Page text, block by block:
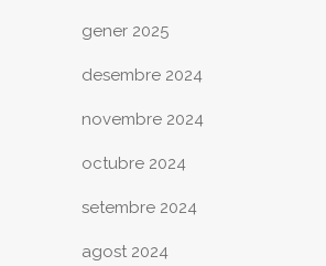
gener 2025
desembre 2024
novembre 2024
octubre 2024
setembre 2024
agost 2024